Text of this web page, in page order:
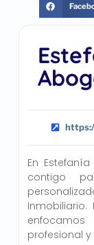
En
contigo
profesional